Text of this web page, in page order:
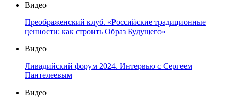
Видео
Преображенский клуб. «Российские традиционные
ценности: как строить Образ Будущего»
Видео
Ливадийский форум 2024. Интервью с Сергеем
Пантелеевым
Видео